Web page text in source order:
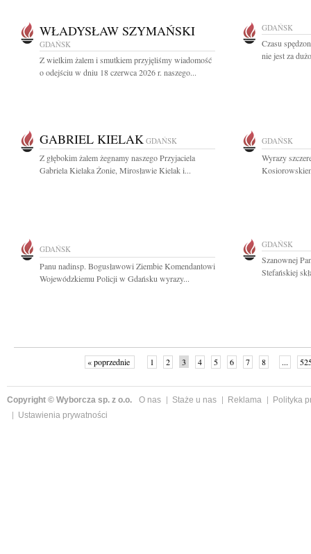
WŁADYSŁAW SZYMAŃSKI
GDAŃSK
Z wielkim żalem i smutkiem przyjęliśmy wiadomość
o odejściu w dniu 18 czerwca 2026 r. naszego...
GDAŃSK
Czasu
nie jest za
GABRIEL KIELAK GDAŃSK
Z głębokim żalem żegnamy naszego Przyjaciela
Gabriela Kielaka Żonie, Mirosławie Kielak i...
GDAŃSK
Wyrazy
GDAŃSK
Panu nadinsp. Bogusławowi Ziembie Komendantowi
Wojewódzkiemu Policji w Gdańsku wyrazy...
GDAŃSK
Szanownej
Stefańskiej
« poprzednie 1 2 3 4 5 6 7 8 ...
Copyright © Wyborcza sp. z o.o. O nas Staże u nas Reklama
Polityka
Ustawienia prywatności